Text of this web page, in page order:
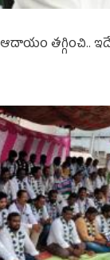
తగ్గించి..